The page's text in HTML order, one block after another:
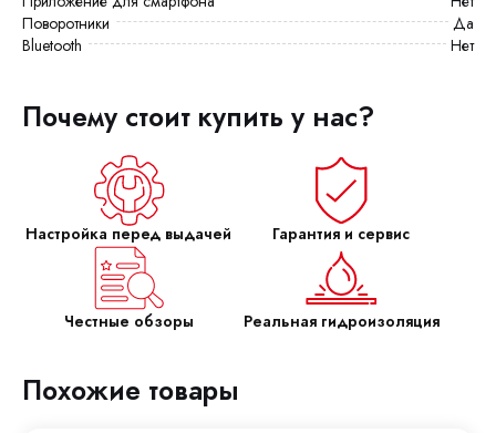
Поворотники
Да
Bluetooth
Нет
Почему стоит купить у нас?
Настройка перед выдачей Гарантия и сервис
Честные обзоры Реальная гидроизоляция
Похожие товары